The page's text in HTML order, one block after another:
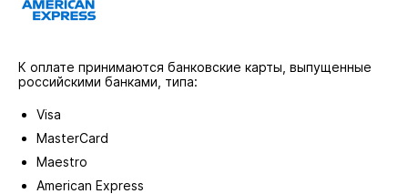
К оплате принимаются банковские карты, выпущенные
российскими банками, типа:
Visa
MasterCard
Maestro
American Express